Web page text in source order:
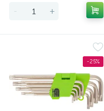
- +
-25%